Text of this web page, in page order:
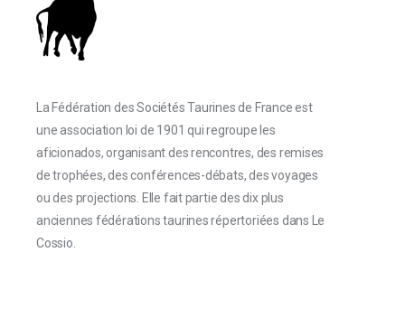
La Fédération des Sociétés Taurines de France est
une association loi de 1901 qui regroupe les
aficionados, organisant des rencontres, des remises
de trophées, des conférences-débats, des voyages
ou des projections. Elle fait partie des dix plus
anciennes fédérations taurines répertoriées dans Le
Cossio.